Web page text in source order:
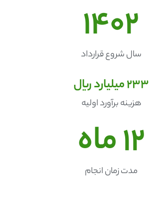
سال شروع قرارداد
1402
هزینه برآورد اولیه
233
مدت زمان انجام
12